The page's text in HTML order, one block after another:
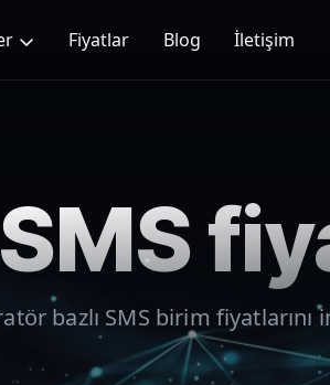
Fiyatlar Blog İletişim
SMS
bazlı SMS birim fiyatlarını